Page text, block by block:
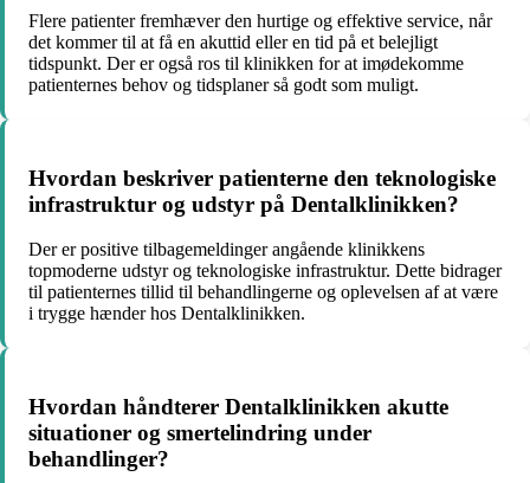
Flere patienter fremhæver den hurtige og effektive service, når
det kommer til at få en akuttid eller en tid på et belejligt
tidspunkt. Der er også ros til klinikken for at imødekomme
patienternes behov og tidsplaner så godt som muligt.
Hvordan beskriver patienterne den teknologiske
infrastruktur og udstyr på Dentalklinikken?
Der er positive tilbagemeldinger angående klinikkens
topmoderne udstyr og teknologiske infrastruktur. Dette bidrager
til patienternes tillid til behandlingerne og oplevelsen af at være
i trygge hænder hos Dentalklinikken.
Hvordan håndterer Dentalklinikken akutte
situationer og smertelindring under
behandlinger?